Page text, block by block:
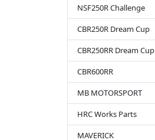
NSF250R Challenge
CBR250R Dream Cup
CBR250RR Dream Cup
CBR600RR
MB MOTORSPORT
HRC Works Parts
MAVERICK